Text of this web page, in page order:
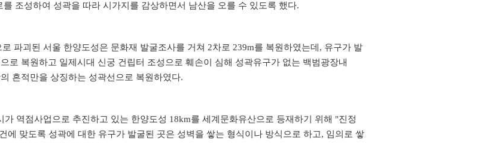
를 조성하여 성곽을 따라 시가지를 감상하면서 남산을 오를 수 있도록 했다.
파괴된 서울 한양도성은 문화재 발굴조사를 거쳐 2차로 239m를 복원하였는데, 유구가 발
로 복원하고 일제시대 신궁 건립터 조성으로 훼손이 심해 성곽유구가 없는 백범광장내
흔적만을 상징하는 성곽선으로 복원하였다.
가 역점사업으로 추진하고 있는 한양도성 18km를 세계문화유산으로 등재하기 위해 "진정
에 맞도록 성곽에 대한 유구가 발굴된 곳은 성벽을 쌓는 형식이나 방식으로 하고, 임의로 쌓